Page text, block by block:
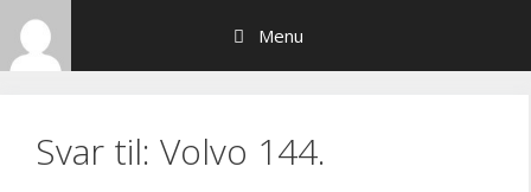
Hop
indhold
Menu
Svar til: Volvo 144.